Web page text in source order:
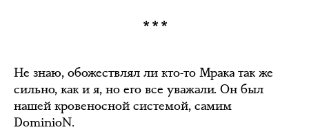
***
Не знаю, обожествлял ли кто-то Мрака так же
сильно, как и я, но его все уважали. Он был
нашей кровеносной системой, самим
DominioN.